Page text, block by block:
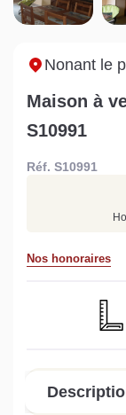
maison à
Perche
Estimez
en
Nonant le
Maison à
S10991
Réf. S10991
Nos honoraires